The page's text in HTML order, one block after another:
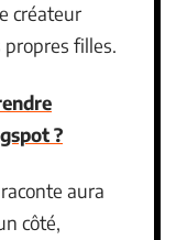
créateur
propres filles.
?
aura
côté,